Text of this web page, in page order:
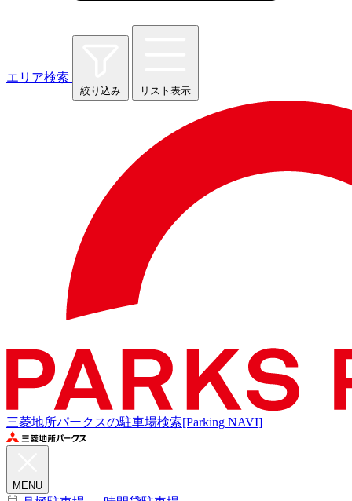
エリア検索
絞り込み リスト表示
三菱地所パークスの駐車場検索[Parking NAVI]
MENU